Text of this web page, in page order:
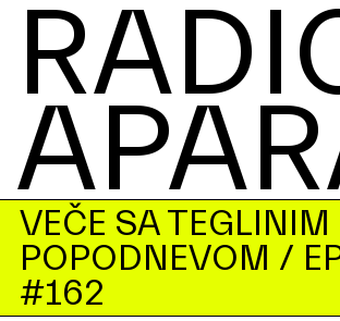
VEČE SA TEGLINIM
POPODNEVOM /
#162